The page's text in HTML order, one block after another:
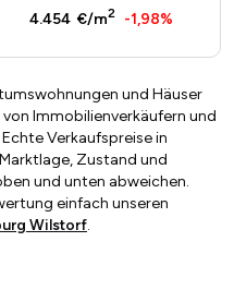
4.454 €/m2 -1,98%
und Häuser
Immobilienverkäufern und
Verkaufspreise in
Zustand und
und unten abweichen.
einfach unseren
Wilstorf.